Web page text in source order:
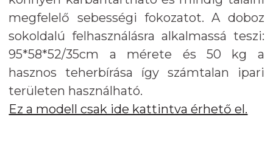
megfelelő sebességi fokozatot. A doboz
sokoldalú felhasználásra alkalmassá teszi:
95*58*52/35cm a mérete és 50 kg a
hasznos teherbírása így számtalan ipari
területen használható.
Ez a modell csak ide kattintva érhető el.